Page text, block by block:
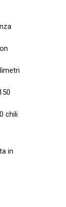
chili
in